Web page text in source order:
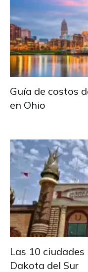
Guía de costos
en Ohio
Las 10
Dakota del Sur